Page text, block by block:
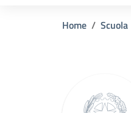
Home Scuola